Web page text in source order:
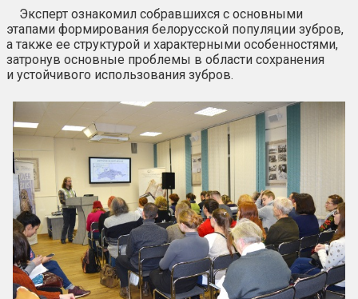
Эксперт ознакомил собравшихся с основными
этапами формирования белорусской популяции зубров,
а также ее структурой и характерными особенностями,
затронув основные проблемы в области сохранения
и устойчивого использования зубров.